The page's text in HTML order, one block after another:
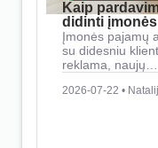
Kaip
didinti
Įmonės pajamų
su didesniu
reklama, naujų…
2026-07-22 •